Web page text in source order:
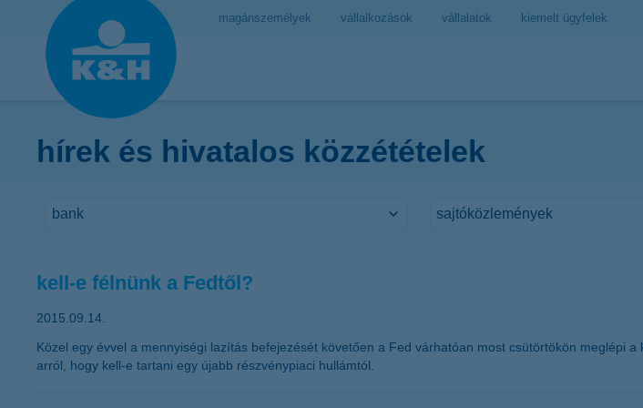
magánszemélyek vállalkozások vállalatok kiemelt ügyfelek
hírek és hivatalos közzétételek
kell-e félnünk a Fedtől?
2015.09.14.
Közel egy évvel a mennyiségi lazítás befejezését követően a Fed várhatóan most csütörtökön meglépi
arról, hogy kell-e tartani egy újabb részvénypiaci hullámtól.